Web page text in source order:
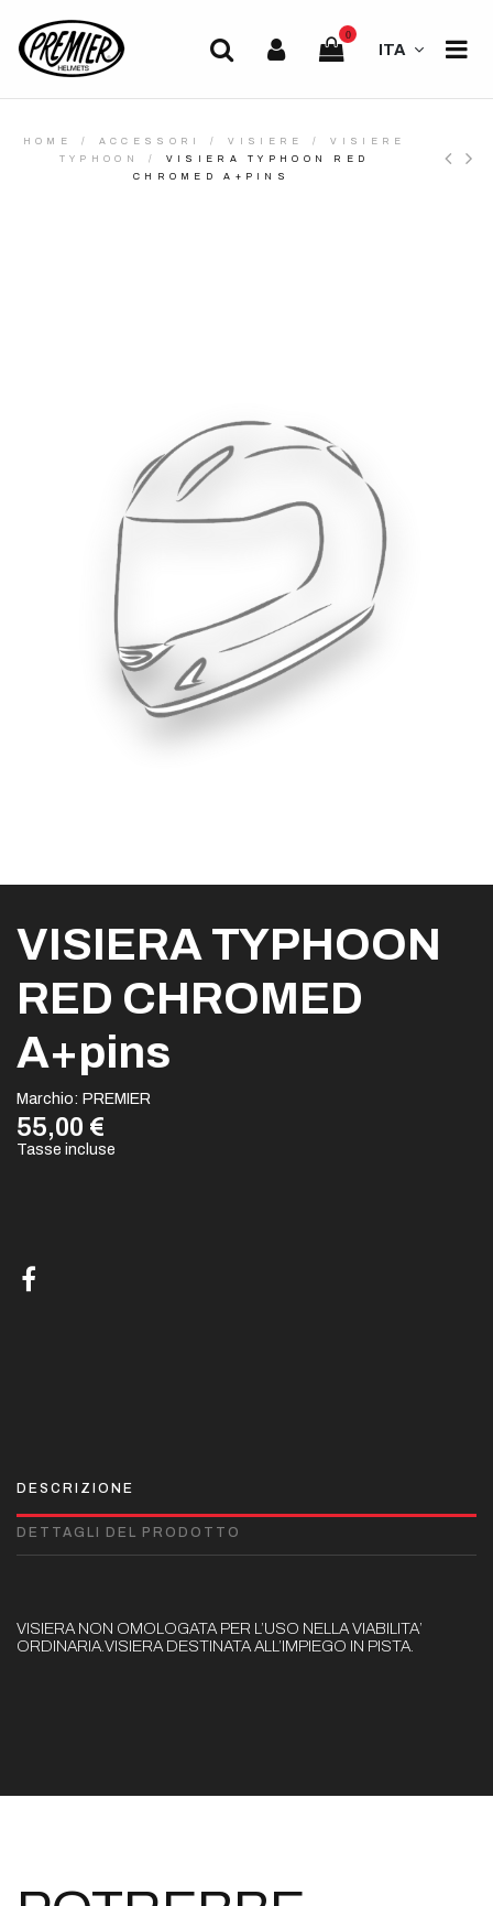
0
ITA
HOME ACCESSORI VISIERE
VISIERE
TYPHOON
VISIERA TYPHOON RED
CHROMED A+PINS
VISIERA TYPHOON
RED CHROMED
A+pins
Marchio: PREMIER
55,00 €
Tasse incluse
DESCRIZIONE
DETTAGLI DEL PRODOTTO
VISIERA NON OMOLOGATA PER L’USO NELLA VIABILITA’
ORDINARIA.VISIERA DESTINATA ALL’IMPIEGO IN PISTA.